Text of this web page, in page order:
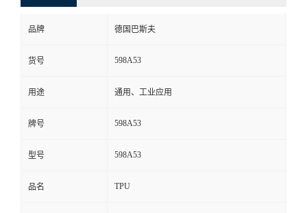
品牌 德国巴斯夫
货号 598A53
用途 通用、工业应用
牌号 598A53
型号 598A53
品名 TPU